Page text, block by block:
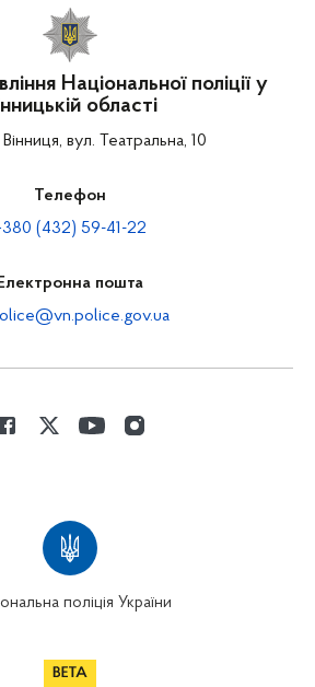
Національної поліції у
області
вул. Театральна, 10
Телефон
(432) 59-41-22
Електронна пошта
поліція України